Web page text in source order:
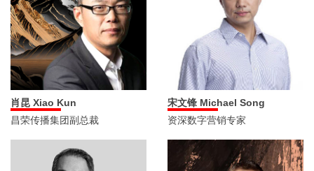
肖昆 Xiao Kun
昌荣传播集团副总裁
宋文锋 Michael Song
资深数字营销专家